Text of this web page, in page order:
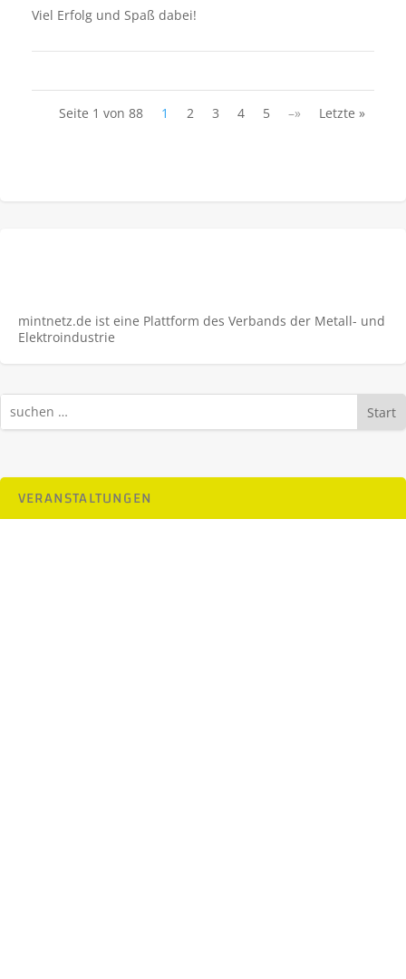
Viel Erfolg und Spaß dabei!
Seite 1 von 88 1 2 3 4 5 –» Letzte »
mintnetz.de ist eine Plattform des Verbands der Metall- und
Elektroindustrie
Start
VERANSTALTUNGEN